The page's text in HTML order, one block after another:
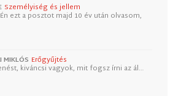
Személyiség és jellem
ezt a posztot majd 10 év után olvasom,
MIKLÓS Erőgyűjtés
kiváncsi vagyok, mit fogsz írni az ál…